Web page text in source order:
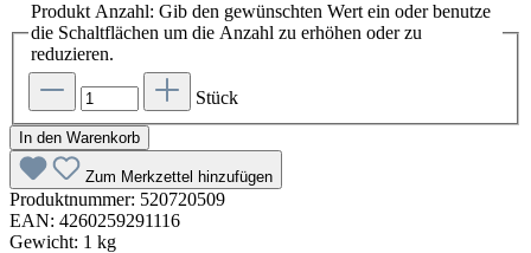
Produkt Anzahl: Gib den gewünschten Wert ein oder benutze
die Schaltflächen um die Anzahl zu erhöhen oder zu
reduzieren.
Stück
In den Warenkorb
Zum Merkzettel hinzufügen
Produktnummer: 520720509
EAN: 4260259291116
Gewicht: 1 kg